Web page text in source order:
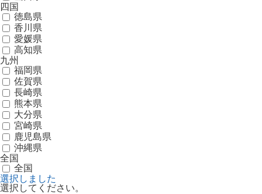
四国
徳島県
香川県
愛媛県
高知県
九州
福岡県
佐賀県
長崎県
熊本県
大分県
宮崎県
鹿児島県
沖縄県
全国
全国
選択しました
選択してください。